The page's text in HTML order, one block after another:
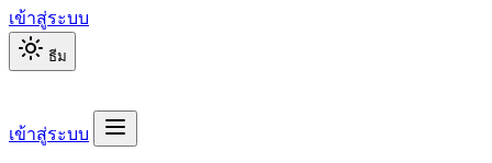
เข้าสู่ระบบ
ธีม
เข้าสู่ระบบ